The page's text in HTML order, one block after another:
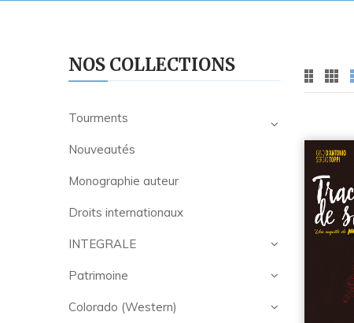
NOS COLLECTIONS
Tourments
Nouveautés
Monographie auteur
Droits internationaux
INTEGRALE
Patrimoine
Colorado (Western)